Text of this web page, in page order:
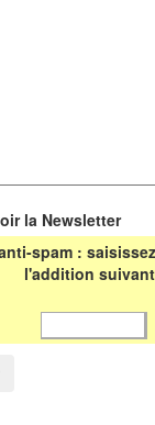
la Newsletter
spam :
l'addition